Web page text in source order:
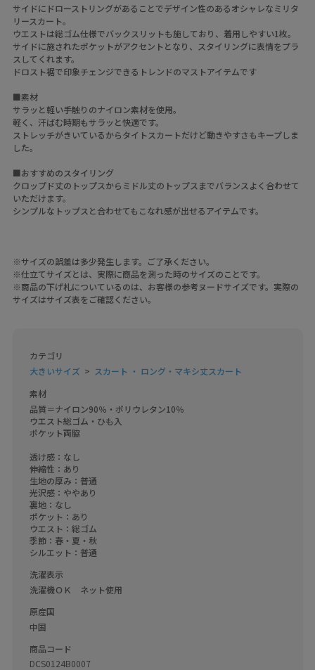
サイドにドローストリングがあることでデザイン性のあるオシャレなミリタ
リースカート。
ウエストは総ゴム仕様でバックスリットも施しており、着用しやすい1枚。
サイドに施されたポケットがアクセントとなり、スタイリングに表情をプラ
スしてくれます。
ドロスト裾で印象チェンジできるトレンドのマストアイテムです
■素材
サラッと軽い手触りのナイロン素材を使用。
軽く、汗ばむ時期もサラッと快適です。
ストレッチがきいているからタイトスカートだけど動きやすさもキープしま
した。
■おすすめのスタイリング
クロップド丈のトップスからミドル丈のトップスまでバランスよく合わせて
いただけます。
シンプルなトップスと合わせてもこなれ感が出せるアイテムです。
※サイズの誤差は多少発生します。ご了承ください。
※仕立てサイズとは、実際に商品を測った時のサイズのことです。
※商品の下げ札についているのは、お客様の参考ヌードサイズです。実際の
サイズはサイズ表をご確認ください。
カテゴリ
大きいサイズ
スカート ・ ロング・マキシ丈スカート
素材
品質＝ナイロン90％・ポリウレタン10％
ウエスト総ゴム・ひも入
ポケット両脇
透け感：なし
伸縮性：あり
生地の厚み：普通
光沢感：ややあり
裏地：なし
ポケット：あり
ウエスト：総ゴム
季節：春・夏・秋
シルエット：普通
洗濯表示
洗濯機ＯＫ　ネット使用
原産国
中国
商品コード
DCS0124B0007